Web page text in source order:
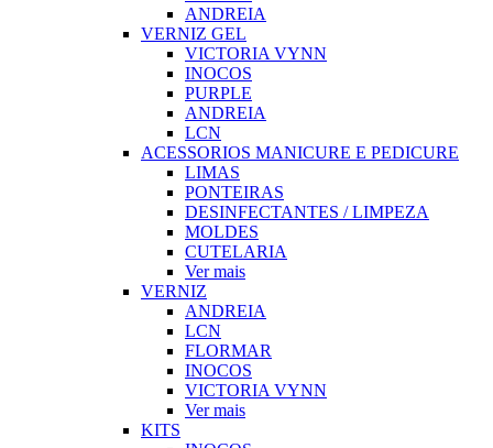
ANDREIA
VERNIZ GEL
VICTORIA VYNN
INOCOS
PURPLE
ANDREIA
LCN
ACESSORIOS MANICURE E PEDICURE
LIMAS
PONTEIRAS
DESINFECTANTES / LIMPEZA
MOLDES
CUTELARIA
Ver mais
VERNIZ
ANDREIA
LCN
FLORMAR
INOCOS
VICTORIA VYNN
Ver mais
KITS